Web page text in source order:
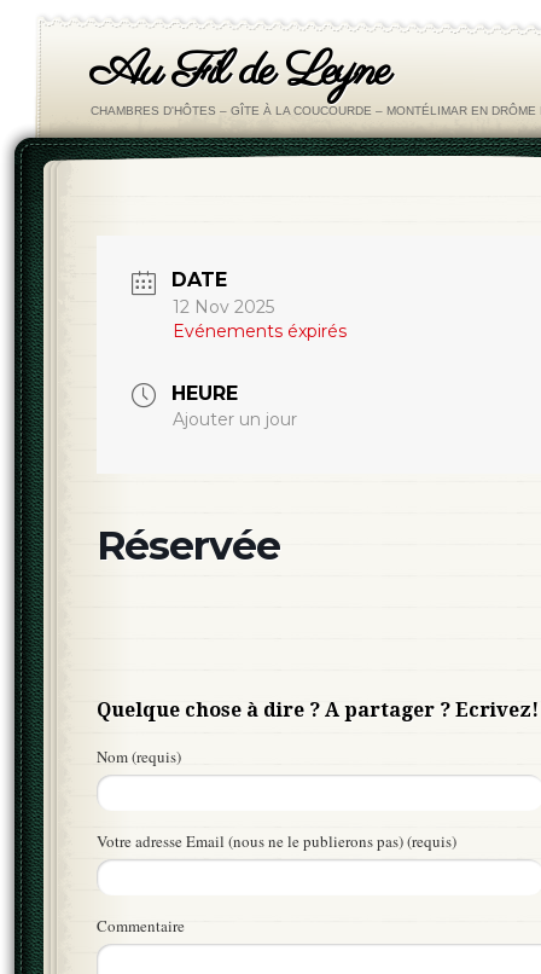
Au Fil de Leyne
CHAMBRES D'HÔTES – GÎTE À LA COUCOURDE – MONTÉLIMAR EN DRÔME
DATE
12 Nov 2025
Evénements éxpirés
HEURE
Ajouter un jour
Réservée
Quelque chose à dire ? A partager ? Ecrivez!
Nom (requis)
Votre adresse Email (nous ne le publierons pas) (requis)
Commentaire